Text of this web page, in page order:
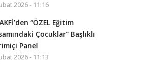
2026 - 11:16
“ÖZEL Eğitim
Çocuklar” Başlıklı
Panel
2026 - 11:13